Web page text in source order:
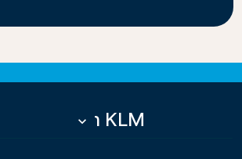
Om KLM
keyboard_arrow_down